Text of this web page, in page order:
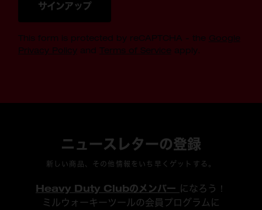
サインアップ
This form is protected by reCAPTCHA - the Google
Privacy Policyand Terms of Service apply.
ニュースレターの登録
新しい商品、その他情報をいち早くゲットする。
Heavy Duty Clubのメンバー になろう！
ミルウォーキーツールの会員プログラムに